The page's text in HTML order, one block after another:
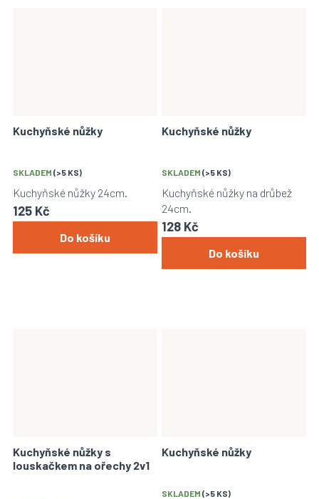
Kuchyňské nůžky
SKLADEM (>5 KS)
125 Kč
Do košíku
Kuchyňské nůžky 24cm.
Kuchyňské nůžky
SKLADEM (>5 KS)
128 Kč
Do košíku
Kuchyňské nůžky na drůbež
24cm.
Kuchyňské nůžky s
louskačkem na ořechy 2v1
Kuchyňské nůžky
SKLADEM (>5 KS)